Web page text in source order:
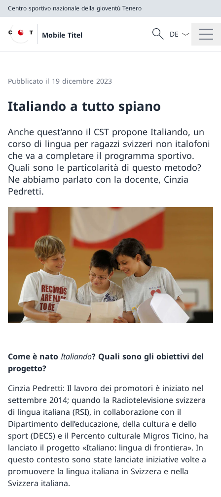
Centro sportivo nazionale della gioventù Tenero
Mobile Titel
Cercare
Ricerca
Dal menu a
Pubblicato il 19 dicembre 2023
Italiando a tutto spiano
Anche quest’anno il CST propone Italiando, un
corso di lingua per ragazzi svizzeri non italofoni
che va a completare il programma sportivo.
Quali sono le particolarità di questo metodo?
Ne abbiamo parlato con la docente, Cinzia
Pedretti.
Come è natoItaliando? Quali sono gli obiettivi del
progetto?
Cinzia Pedretti: Il lavoro dei promotori è iniziato nel
settembre 2014; quando la Radiotelevisione svizzera
di lingua italiana (RSI), in collaborazione con il
Dipartimento dell’educazione, della cultura e dello
sport (DECS) e il Percento culturale Migros Ticino, ha
lanciato il progetto «Italiano: lingua di frontiera». In
questo contesto sono state lanciate iniziative volte a
promuovere la lingua italiana in Svizzera e nella
Svizzera italiana.